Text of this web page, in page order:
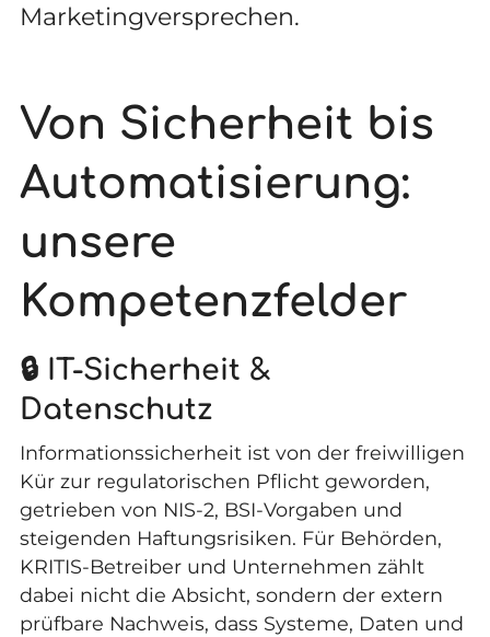
Marketingversprechen.
Von Sicherheit bis
Automatisierung:
unsere
Kompetenzfelder
🔒 IT-Sicherheit &
Datenschutz
Informationssicherheit ist von der freiwilligen
Kür zur regulatorischen Pflicht geworden,
getrieben von NIS-2, BSI-Vorgaben und
steigenden Haftungsrisiken. Für Behörden,
KRITIS-Betreiber und Unternehmen zählt
dabei nicht die Absicht, sondern der extern
prüfbare Nachweis, dass Systeme, Daten und